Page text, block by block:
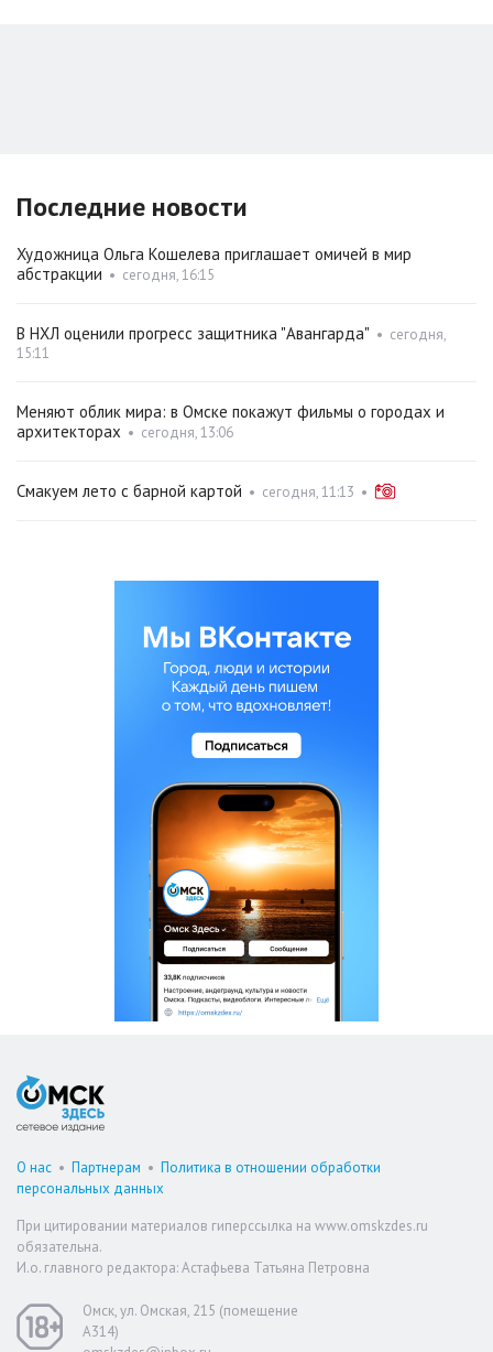
Последние новости
Художница Ольга Кошелева приглашает омичей в мир
абстракции • сегодня, 16:15
В НХЛ оценили прогресс защитника "Авангарда" • сегодня,
15:11
Меняют облик мира: в Омске покажут фильмы о городах и
архитекторах • сегодня, 13:06
Смакуем лето с барной картой • сегодня, 11:13 •
О нас • Партнерам • Политика в отношении обработки
персональных данных
При цитировании материалов гиперссылка на www.omskzdes.ru
обязательна.
И.о. главного редактора: Астафьева Татьяна Петровна
Омск, ул. Омская, 215 (помещение
А314)